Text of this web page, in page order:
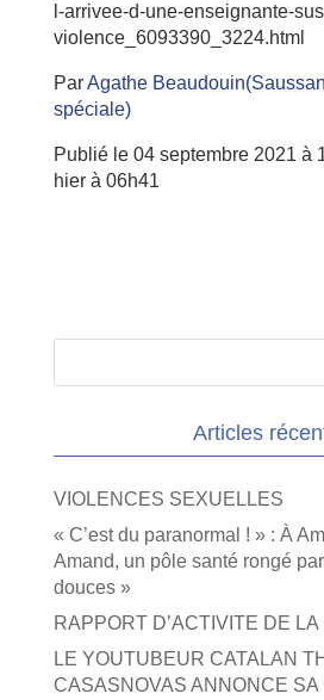
l-arrivee-d-une-enseignante-
violence_6093390_3224.html
ParAgathe Beaudouin
spéciale)
Publié le 04 septembre 2021 à
hier à 06h41
Articles
VIOLENCES SEXUELLES
« C’est du paranormal ! » : À
Amand, un pôle santé rongé
douces »
RAPPORT D’ACTIVITE DE
LE YOUTUBEUR CATALAN
CASASNOVAS ANNONCE